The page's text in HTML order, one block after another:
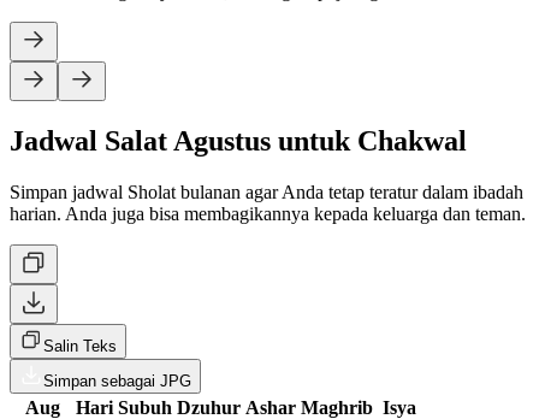
Jadwal Salat Agustus untuk Chakwal
Simpan jadwal Sholat bulanan agar Anda tetap teratur dalam ibadah
harian. Anda juga bisa membagikannya kepada keluarga dan teman.
Salin Teks
Simpan sebagai JPG
Aug Hari Subuh Dzuhur Ashar Maghrib Isya